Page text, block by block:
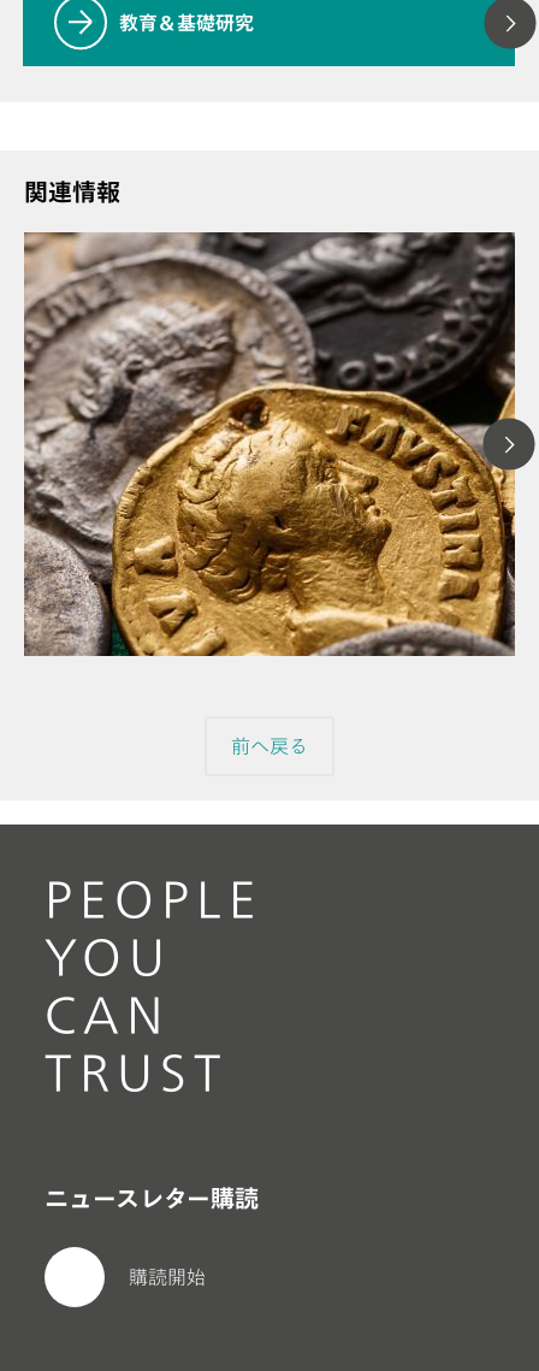
教育＆基礎研究
関連情報
// 記事
// 腐食
// 分光電気化学
前へ戻る
PEOPLE
YOU
CAN
TRUST
ニュースレター購読
購読開始